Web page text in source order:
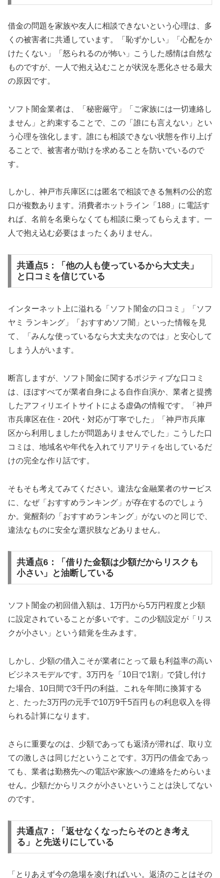
借金の問題を家族や友人に相談できないという心理は、多
くの被害者に共通しています。「恥ずかしい」「心配をか
けたくない」「怒られるのが怖い」こうした感情は自然な
ものですが、一人で抱え込むことが状況を悪化させる最大
の原因です。
ソフト闇金業者は、「秘密厳守」「ご家族には一切連絡し
ません」と約束することで、この「誰にも言えない」とい
う心理を強化します。誰にも相談できない状態を作り上げ
ることで、被害者が助けを求めることを防いでいるので
す。
しかし、神戸市兵庫区には匿名で相談できる無料の公的窓
口が複数あります。消費者ホットライン「188」に電話す
れば、名前を名乗らなくても相談に乗ってもらえます。一
人で抱え込む必要はまったくありません。
共通点5：「他の人も使っているから大丈夫」
と口コミを信じている
インターネット上に溢れる「ソフト闇金の口コミ」「ソフ
ヤミ ランキング」「おすすめソフ闇」といった情報を見
て、「みんな使っているなら大丈夫なのでは」と安心して
しまう人がいます。
断言しますが、ソフト闇金に関するポジティブな口コミ
は、ほぼすべてが業者自身による自作自演か、業者と提携
したアフィリエイトサイトによる虚偽の情報です。「神戸
市兵庫区在住・20代・対応が丁寧でした」「神戸市兵庫
区から利用しましたが問題ありませんでした」こうした口
コミは、地域名や年代を入れてリアリティを出しているだ
けの完全な作り話です。
そもそも考えてみてください。違法な金融業者のサービス
に、なぜ「おすすめランキング」が存在するのでしょう
か。覚醒剤の「おすすめランキング」がないのと同じで、
違法なものに安全な選択肢などありません。
共通点6：「借りた金額は少額だからリスクも
小さい」と油断している
ソフト闇金の初回借入額は、1万円から5万円程度と少額
に設定されていることが多いです。この少額設定が「リス
クが小さい」という錯覚を生みます。
しかし、少額の借入こそが業者にとって最も利益率の高い
ビジネスモデルです。3万円を「10日で1割」で貸し付け
た場合、10日間で3千円の利益。これを年間に換算する
と、たった3万円の元手で10万9千5百円もの利息収入を得
られる計算になります。
さらに重要なのは、少額であっても返済が滞れば、取り立
ての激しさは同じだということです。3万円の借金であっ
ても、業者は勤務先への電話や家族への連絡をためらいま
せん。少額だからリスクが小さいということは決してない
のです。
共通点7：「返せなくなったらそのとき考え
る」と先送りにしている
「とりあえず今の急場を凌げればいい。返済のことはその